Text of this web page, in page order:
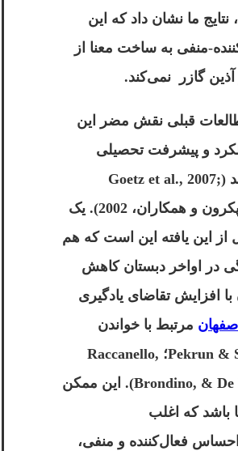
ما نشان داد که این
منفی به ساخت معنا از
گازر نمی‌کند.
قبلی نقش مضر این
و پیشرفت تحصیلی
گزارش می‌کردند (Goetz et al., 2007;
Pekrun, 2006; پکرون و همکاران، 2002). یک
از این یافته این است که هم
در اواخر دبستان کاهش
افزایش تقاضای یادگیری
مرتبط با خواندن
(Pekrun & Stephens, 2010؛ Raccanello,
Brondino, & De Bernardi, 2013). این ممکن
باشد که اغلب
فعال‌کننده و منفی،